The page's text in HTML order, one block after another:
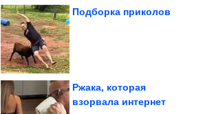
Подборка приколов
Ржака, которая
взорвала интернет